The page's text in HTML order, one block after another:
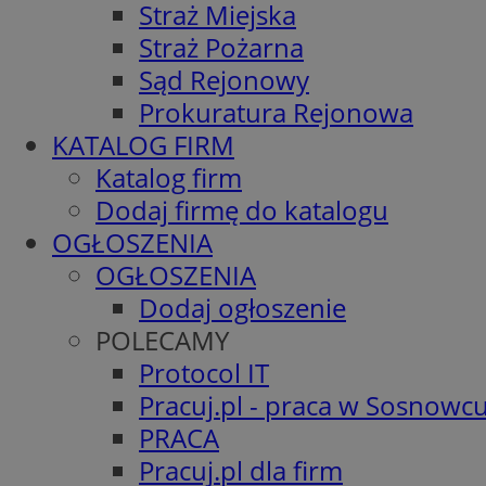
Straż Miejska
Straż Pożarna
Sąd Rejonowy
Prokuratura Rejonowa
KATALOG FIRM
Katalog firm
Dodaj firmę do katalogu
OGŁOSZENIA
OGŁOSZENIA
Dodaj ogłoszenie
POLECAMY
Protocol IT
Pracuj.pl - praca w
PRACA
Pracuj.pl dla firm